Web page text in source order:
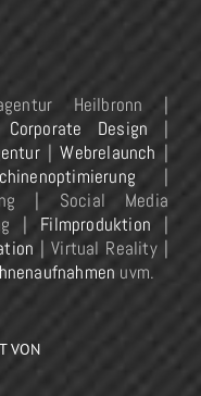
Heilbronn |
Corporate Design |
|Webrelaunch |
|
| Social Media
| Filmproduktion |
| Virtual Reality |
uvm.
VON